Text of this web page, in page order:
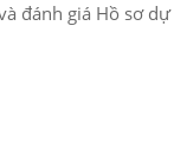
đánh giá Hồ sơ